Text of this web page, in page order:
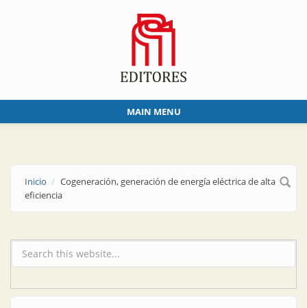
MAIN MENU
Inicio
Cogeneración, generación de energía eléctrica de alta
eficiencia
Formulario de búsqueda